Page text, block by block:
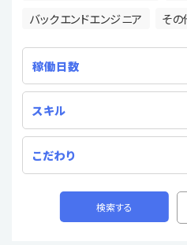
バックエンドエンジニア
その
稼働日数
スキル
こだわり